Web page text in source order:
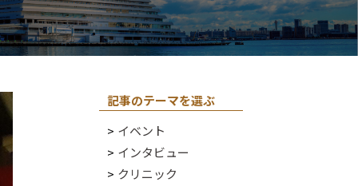
記事のテーマを選ぶ
イベント
インタビュー
クリニック